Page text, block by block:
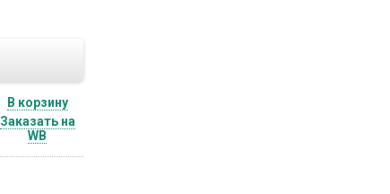
В корзину
Заказать на
WB